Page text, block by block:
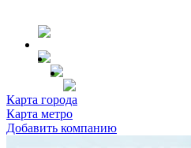
Карта города
Карта метро
Добавить компанию